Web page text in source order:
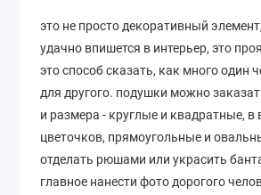
это не просто декоративный
удачно впишется в интерьер, это
это способ сказать, как много один
для другого. подушки можно
и размера - круглые и квадратные, в
цветочков, прямоугольные и
отделать рюшами или украсить
главное нанести фото дорогого